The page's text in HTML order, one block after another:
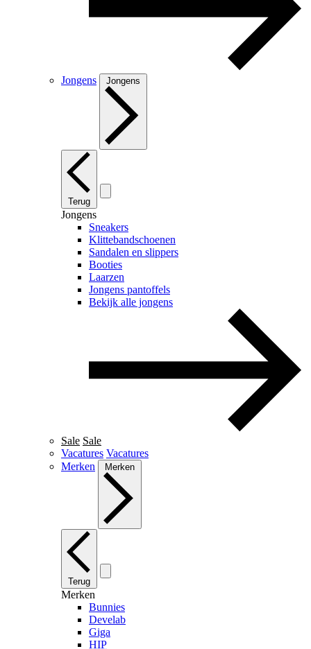
Jongens Jongens
Terug
Jongens
Sneakers
Klittebandschoenen
Sandalen en slippers
Booties
Laarzen
Jongens pantoffels
Bekijk alle jongens
Sale Sale
Vacatures Vacatures
Merken
Merken
Terug
Merken
Bunnies
Develab
Giga
HIP